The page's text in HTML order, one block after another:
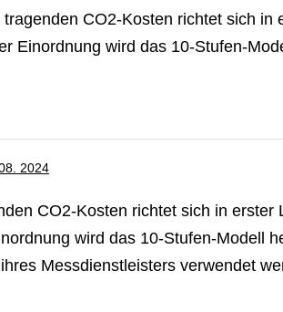
CO2-Kosten richtet sich
Einordnung wird das 10-Stu­fen-
2024
CO2-Kosten richtet sich in
wird das 10-Stu­fen-Mo­dell
Mess­dienst­leis­ters verwendet